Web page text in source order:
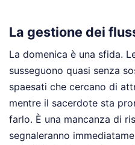
La gestione dei
La domenica è una sfida.
susseguono quasi senza
spaesati che cercano di
mentre il sacerdote sta
farlo. È una mancanza di
segnaleranno